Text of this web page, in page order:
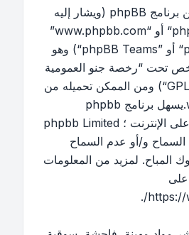
منتدياتنا مدعومة من برنامج phpBB (ويشار إليه
بهم أو ”برنامج phpBB“ أو “www.phpbb.com”
أو ”phpBB Limited“ أو ”phpBB Teams“) وهو
تحت “رخصة جنو العمومية
.يسهل برنامج phpbb
المناقشات القائمة على الإنترنت ؛ phpbb Limited
و/أو عدم السماح
المباح. لمزيد من المعلومات
https://
.